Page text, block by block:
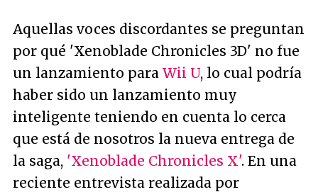
Aquellas voces discordantes se preguntan
por qué 'Xenoblade Chronicles 3D' no fue
un lanzamiento para Wii U, lo cual podría
haber sido un lanzamiento muy
inteligente teniendo en cuenta lo cerca
que está de nosotros la nueva entrega de
la saga, 'Xenoblade Chronicles X'. En una
reciente entrevista realizada por